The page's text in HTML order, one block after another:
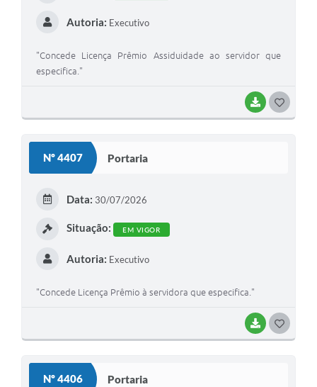
BAIXAR
Autoria: Executivo
"Concede Licença Prêmio Assiduidade ao servidor que
especifica."
Nº 4407 Portaria
BAIXAR
Data: 30/07/2026
Situação: EM VIGOR
Autoria: Executivo
"Concede Licença Prêmio à servidora que especifica."
Nº 4406 Portaria